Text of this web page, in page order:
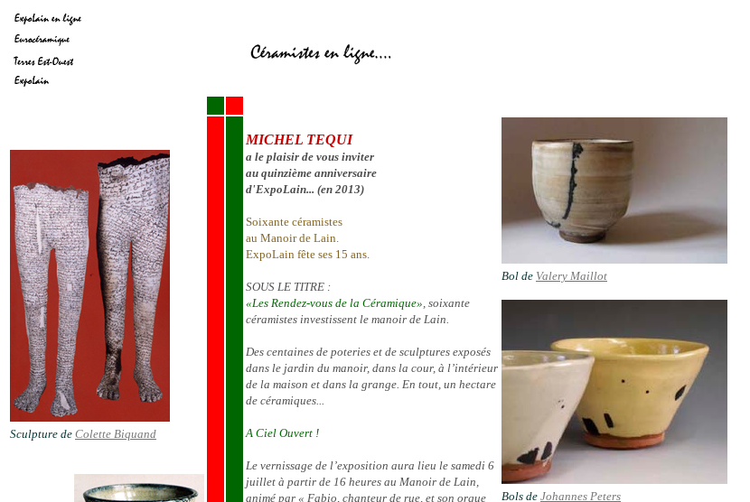
Sculpture de Colette Biquand
MICHEL TEQUI
a le plaisir de vous inviter
au quinzième anniversaire
d'ExpoLain... (en 2013)
Soixante céramistes
au Manoir de Lain.
ExpoLain fête ses 15 ans.
SOUS LE TITRE :
«Les Rendez-vous de la Céramique», soixante
céramistes investissent le manoir de Lain.
Des centaines de poteries et de sculptures exposés
dans le jardin du manoir, dans la cour, à l’intérieur
de la maison et dans la grange. En tout, un hectare
de céramiques...
A Ciel Ouvert !
Le vernissage de l’exposition aura lieu le samedi 6
juillet à partir de 16 heures au Manoir de Lain,
animé par « Fabio, chanteur de rue, et son orgue
Bol de Valery Maillot
Bols de Johannes Peters